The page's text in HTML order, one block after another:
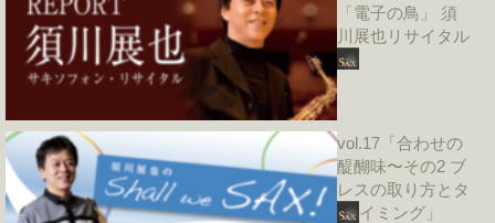
「電子の鳥」 須
川展也リサイタル
vol.17「合わせの
醍醐味〜その2 ブ
レスの取り方とタ
イミング」